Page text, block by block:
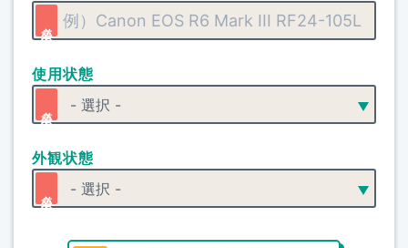
使用状態
外観状態